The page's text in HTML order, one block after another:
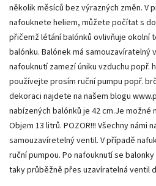
několik měsíců bez výrazných změn. V
nafouknete heliem, můžete počítat s
přičemž létání balónků ovlivňuje okolní
balónku. Balónek má samouzavíratelný
nafouknutí zamezí úniku vzduchu popř.
používejte prosím ruční pumpu popř.
dekoraci najdete na našem blogu
nabízených balónků je 42 cm.Je možné
Objem 13 litrů. POZOR!!! Všechny námi
samouzavíretelný ventil. V případě
ruční pumpou. Po nafouknutí se
taky průběžně přes uzavíratelná ventil